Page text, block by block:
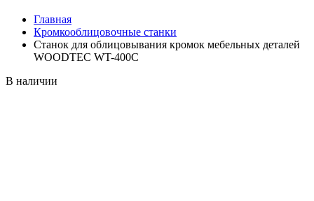
Главная
Кромкооблицовочные станки
Станок для облицовывания кромок мебельных деталей
WOODTEC WT-400С
В наличии